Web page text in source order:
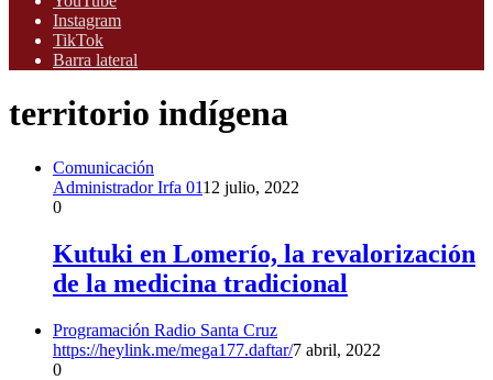
Instagram
TikTok
Barra lateral
territorio indígena
Comunicación
Administrador Irfa 0112 julio, 2022
0
Kutuki en Lomerío, la revalorización
de la medicina tradicional
Programación Radio Santa Cruz
https://heylink.me/mega177.daftar/7 abril, 2022
0